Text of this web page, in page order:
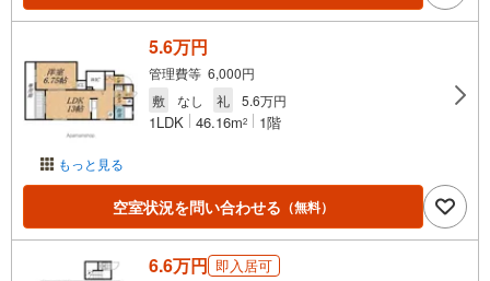
もっと見る
5.6万円
管理費等 6,000円
敷
なし 礼 5.6万円
1LDK 46.16m2 1階
空室状況を問い合わせる （無料）
6.6万円 即入居可